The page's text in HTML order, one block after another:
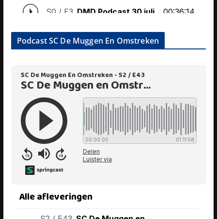
Podcast SC De Muggen En Omstreken